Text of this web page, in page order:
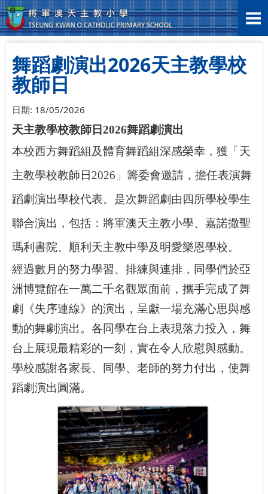
首頁 > 學生表現 > 學科活動
>
舞蹈劇演出2026天主教學校教師日
舞蹈劇演出2026天主教學校
教師日
日期: 18/05/2026
天主教學校教師日2026舞蹈劇演出
本校西方舞蹈組及體育舞蹈組深感榮幸，獲「天
主教學校教師日 2026 」籌委會邀請，擔任表演舞
蹈劇演出學校代表。是次舞蹈劇由四所學校學生
聯合演出，包括：將軍澳天主教小學、嘉諾撒聖
瑪利書院、順利天主教中學及明愛樂恩學校。
經過數月的努力學習、排練與連排，同學們於亞
洲博覽館在一萬二千名觀眾面前，攜手完成了舞
劇《失序連線》的演出，呈獻一場充滿心思與感
動的舞劇演出。各同學在台上表現落力投入，舞
台上展現最精彩的一刻，實在令人欣慰與感動。
學校感謝各家長、同學、老師的努力付出，使舞
蹈劇演出圓滿。